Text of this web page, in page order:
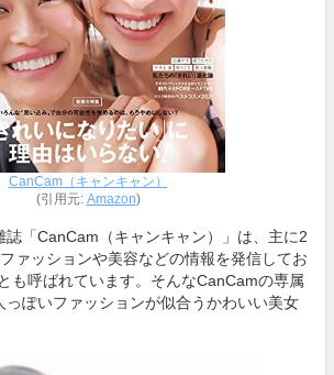
CanCam（キャンキャン）
(引用元: Amazon)
誌「CanCam（キャンキャン）」は、主に2
ァッションや美容などの情報を発信してお
も呼ばれています。そんなCanCamの専属
っぽいファッションが似合うかわいい美女